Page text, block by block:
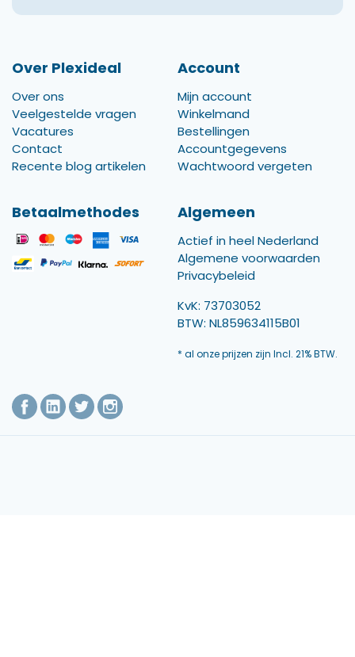
Over Plexideal
Over ons
Veelgestelde vragen
Vacatures
Contact
Recente blog artikelen
Account
Mijn account
Winkelmand
Bestellingen
Accountgegevens
Wachtwoord vergeten
Betaalmethodes Algemeen
Actief in heel Nederland
Algemene voorwaarden
Privacybeleid
KvK: 73703052
BTW: NL859634115B01
* al onze prijzen zijn Incl. 21% BTW.